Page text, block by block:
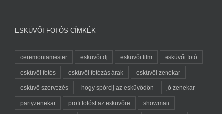
ESKÜVŐI FOTÓS CÍMKÉK
ceremoniamester esküvői dj esküvői film esküvői fotó
esküvői fotós esküvői fotózás árak esküvői zenekar
esküvő szervezés hogy spórolj az esküvődön jó zenekar
partyzenekar profi fotóst az esküvőre showman